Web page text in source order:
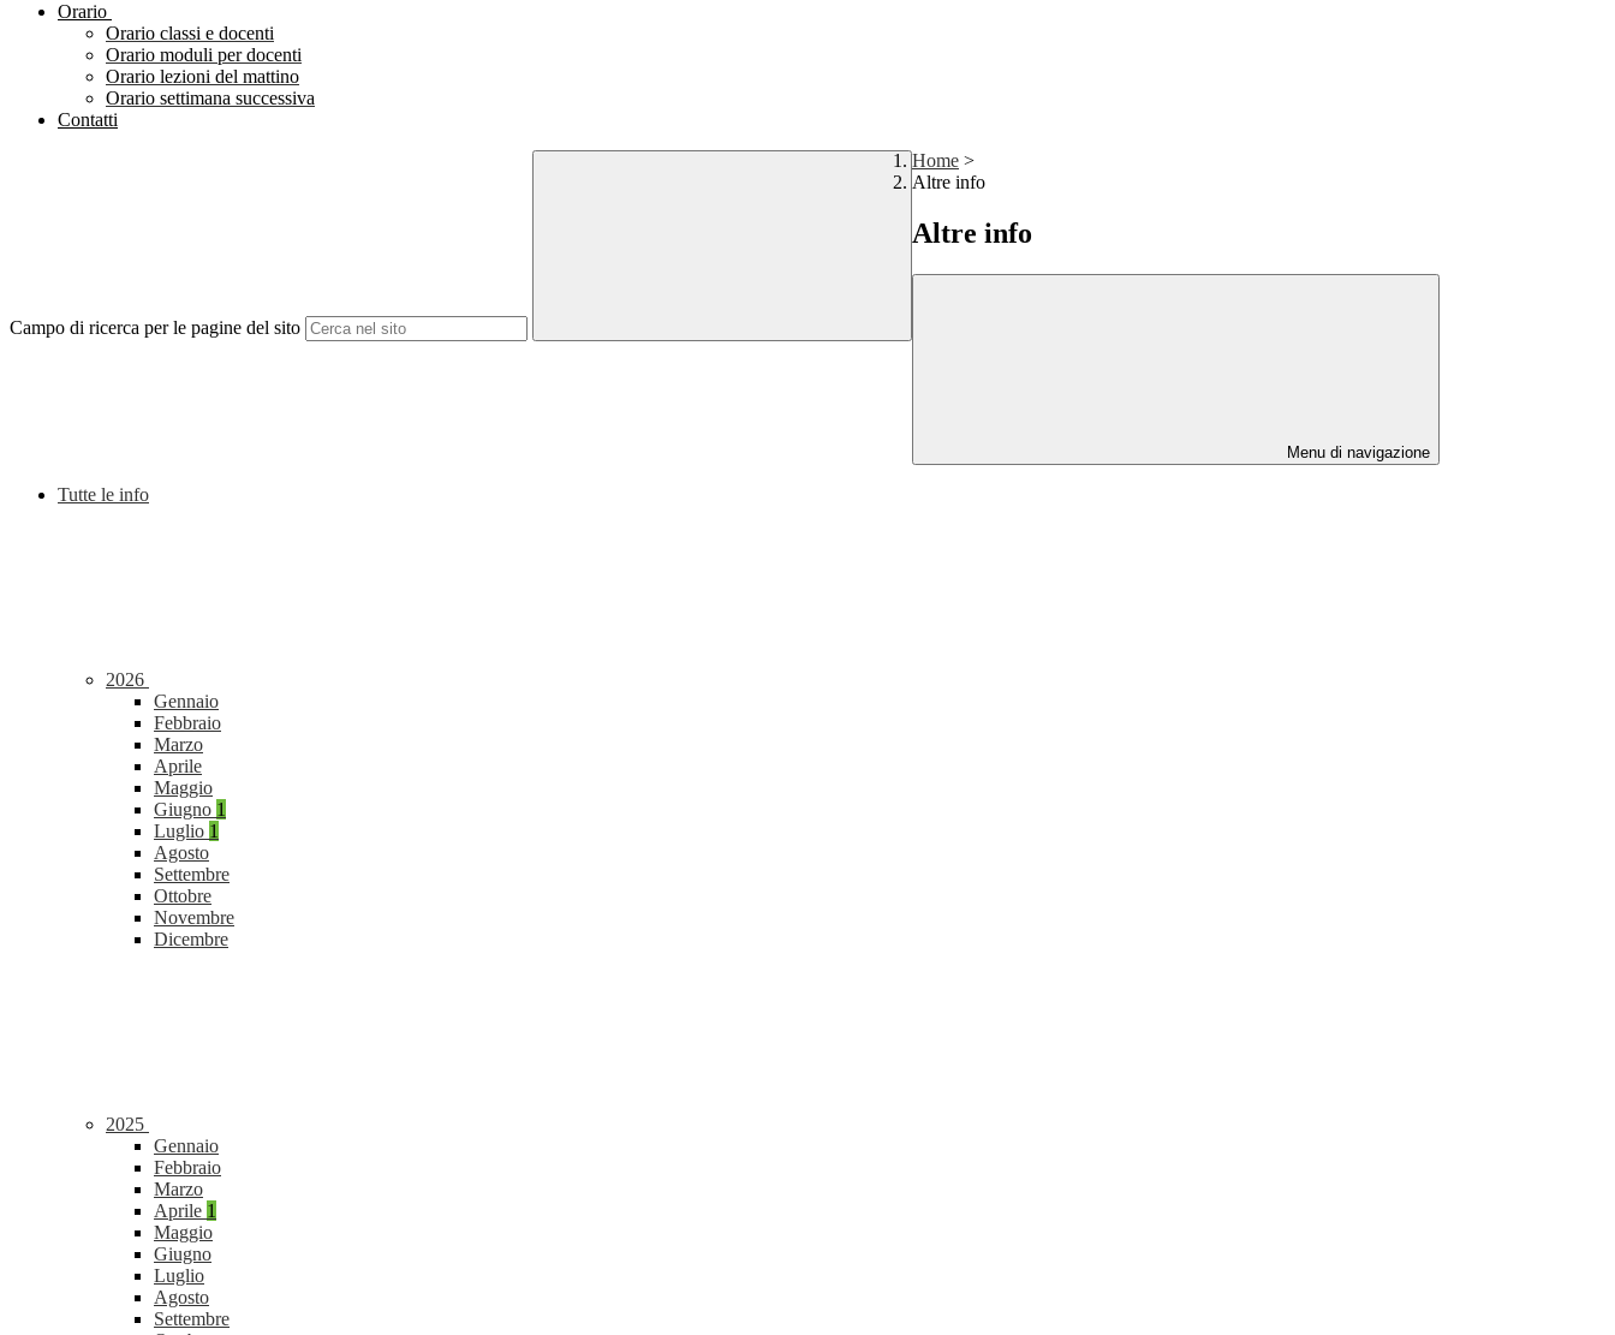
Orario
Orario classi e docenti
Orario moduli per docenti
Orario lezioni del mattino
Orario settimana successiva
Contatti
Campo di ricerca per le pagine del sito
Home >
Altre info
Altre info
Menu di navigazione
Tutte le info
2026
Gennaio
Febbraio
Marzo
Aprile
Maggio
Giugno 1
Luglio 1
Agosto
Settembre
Ottobre
Novembre
Dicembre
2025
Gennaio
Febbraio
Marzo
Aprile 1
Maggio
Giugno
Luglio
Agosto
Settembre